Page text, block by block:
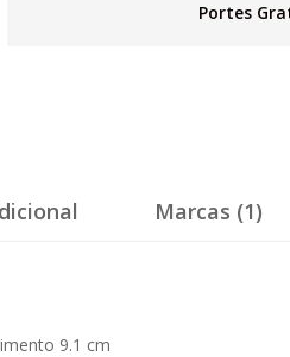
Portes
Marcas (1)
9.1 cm